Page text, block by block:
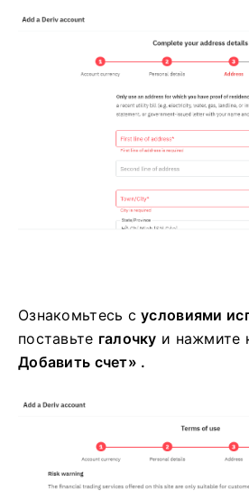
Ознакомьтесь сусловиями
поставьте галочку и нажмите
Добавить счет» .